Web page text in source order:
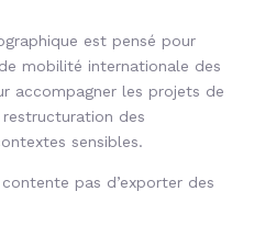
est pensé pour
mobilité internationale des
accompagner les projets de
des
sensibles.
pas d’exporter des